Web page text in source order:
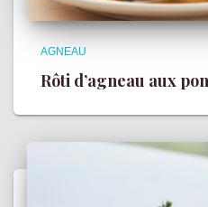
AGNEAU
Rôti d’agneau aux